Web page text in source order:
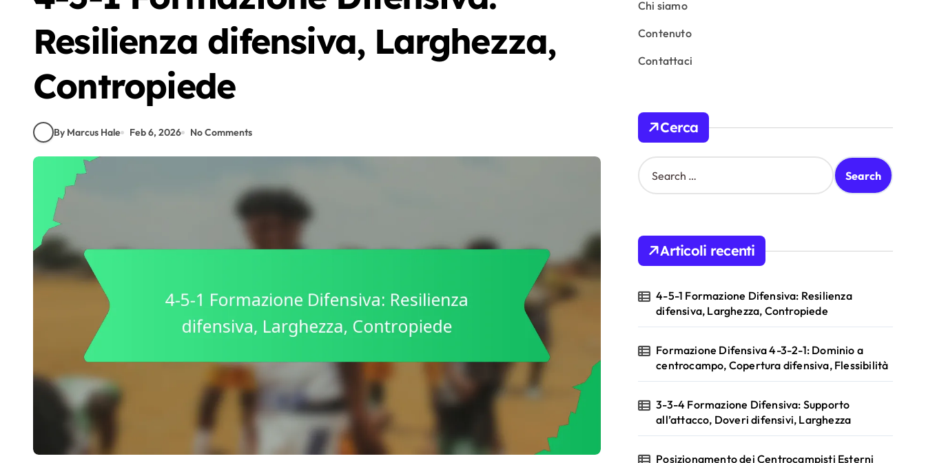
Resilienza difensiva, Larghezza,
Contropiede
By Marcus Hale Feb 6, 2026 No Comments
Chi siamo
Contenuto
Contattaci
Cerca
S
e
h
o
:
Articoli recenti
4-5-1 Formazione Difensiva: Resilienza
difensiva, Larghezza, Contropiede
Formazione Difensiva 4-3-2-1: Dominio a
centrocampo, Copertura difensiva, Flessibilità
3-3-4 Formazione Difensiva: Supporto
all’attacco, Doveri difensivi, Larghezza
Posizionamento dei Centrocampisti Esterni